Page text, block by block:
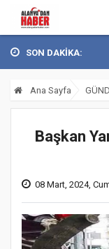
SON DAKİKA:
ALANYA’DAN
Ana Sayfa
Başkan
08 Mart, 2024,